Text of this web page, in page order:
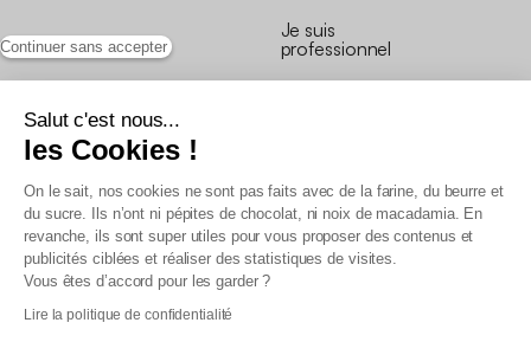
Continuer sans accepter
Salut c'est nous...
les Cookies !
On le sait, nos cookies ne sont pas faits avec de la farine, du beurre et
du sucre. Ils n’ont ni pépites de chocolat, ni noix de macadamia. En
revanche, ils sont super utiles pour vous proposer des contenus et
publicités ciblées et réaliser des statistiques de visites.
Vous êtes d’accord pour les garder ?
Lire la politique de confidentialité
Je suis
professionnel
Conditions générales de vente
Conditions générales du programme de fidélité
Charte de données personnelles
Conditions générales de vente Pro
Déclaration d’accessibilité